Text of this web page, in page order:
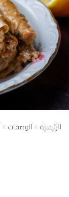
الرئيسية الوصفات